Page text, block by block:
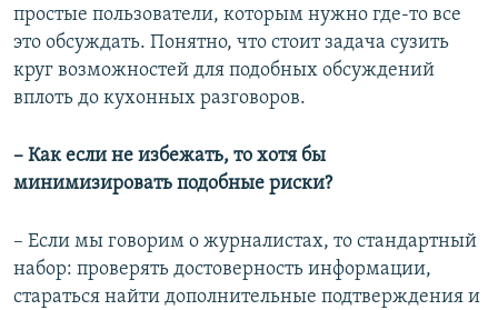
простые пользователи, которым нужно где-то все
это обсуждать. Понятно, что стоит задача сузить
круг возможностей для подобных обсуждений
вплоть до кухонных разговоров.
– Как если не избежать, то хотя бы
минимизировать подобные риски?
– Если мы говорим о журналистах, то стандартный
набор: проверять достоверность информации,
стараться найти дополнительные подтверждения и